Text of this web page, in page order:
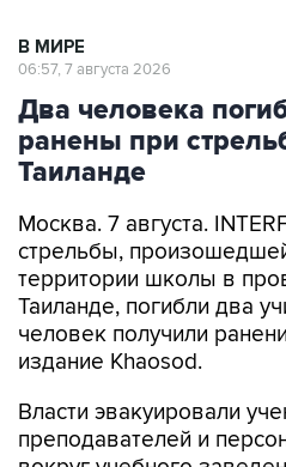
В МИРЕ
06:57, 7 августа 2026
Два человека
ранены при
Таиланде
Москва. 7 августа.
стрельбы,
территории школы в
Таиланде, погибли два
человек получили
издание Khaosod.
Власти эвакуировали
преподавателей и